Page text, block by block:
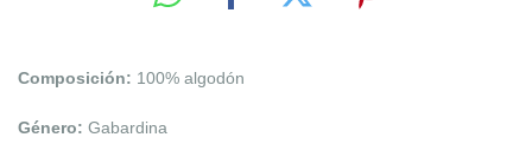
Composición: 100% algodón
Género: Gabardina